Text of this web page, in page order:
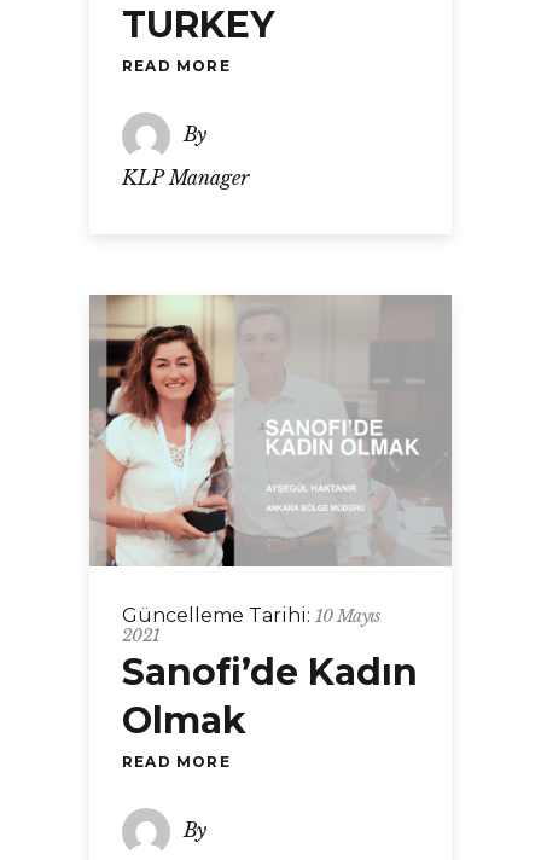
TURKEY
READ MORE
By
KLP Manager
Güncelleme Tarihi: 10 Mayıs
2021
Sanofi’de Kadın
Olmak
READ MORE
By